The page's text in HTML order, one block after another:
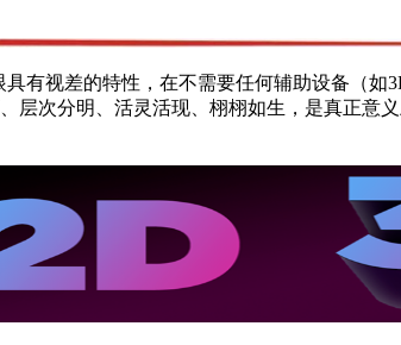
有视差的特性，在不需要任何辅助设备（
层次分明、活灵活现、栩栩如生，是真正意